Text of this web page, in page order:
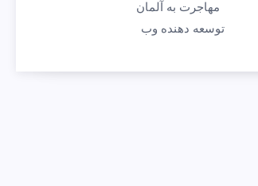
مهاجرت به آلمان
توسعه دهنده وب